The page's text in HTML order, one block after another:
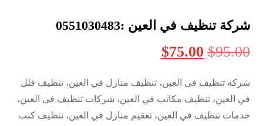
شركة تنظيف في العين :0551030483
$95.00
$75.00
شركه تنظيف فى العين، تنظيف منازل في العين، تنظيف فلل
في العين، تنظيف مكاتب في العين، شركات تنظيف فى العين،
خدمات تنظيف في العين، تعقيم منازل في العين، تنظيف كنب